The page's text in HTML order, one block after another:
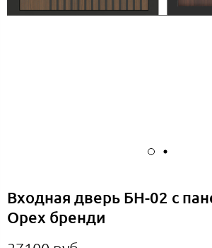
Входная дверь БН-02 с
Орех бренди